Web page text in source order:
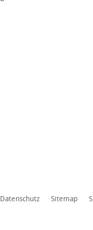
Datenschutz Sitemap